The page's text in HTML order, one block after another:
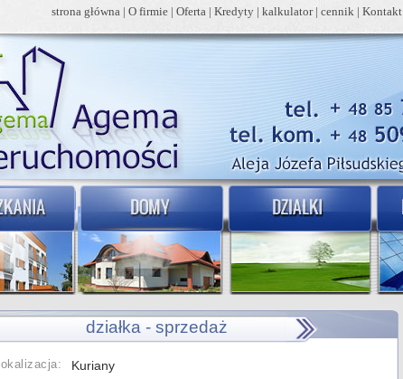
strona główna | O firmie | Oferta | Kredyty | kalkulator| cennik | Kontakt
działka - sprzedaż
lokalizacja: Kuriany